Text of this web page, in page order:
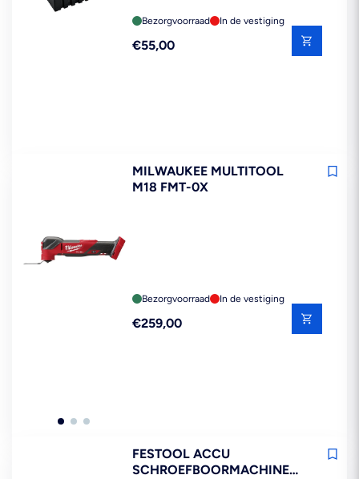
Bezorgvoorraad In de vestiging
Reguliere
€55,00
MILWAUKEE MULTITOOL
M18 FMT-0X
Bezorgvoorraad In de vestiging
Reguliere
€259,00
FESTOOL ACCU
SCHROEFBOORMACHINE